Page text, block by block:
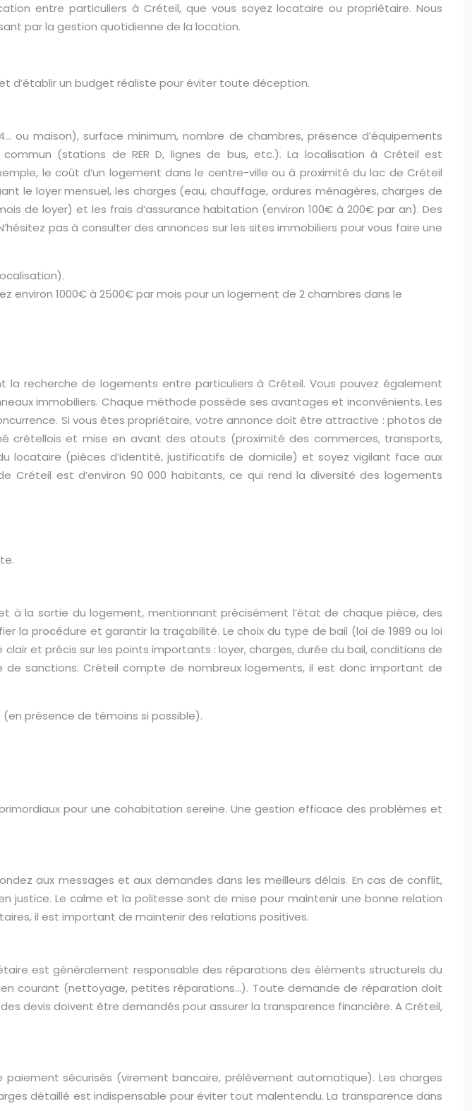
entre particuliers à Créteil, que vous soyez locataire ou propriétaire. Nous
par la gestion quotidienne de la location.
d’établir un budget réaliste pour éviter toute déception.
ou maison), surface minimum, nombre de chambres, présence d’équipements
(stations de RER D, lignes de bus, etc.). La localisation à Créteil est
le coût d’un logement dans le centre-ville ou à proximité du lac de Créteil
le loyer mensuel, les charges (eau, chauffage, ordures ménagères, charges de
de loyer) et les frais d’assurance habitation (environ 100€ à 200€ par an). Des
pas à consulter des annonces sur les sites immobiliers pour vous faire une
1000€ à 2500€ par mois pour un logement de 2 chambres dans le
la recherche de logements entre particuliers à Créteil. Vous pouvez également
immobiliers. Chaque méthode possède ses avantages et inconvénients. Les
Si vous êtes propriétaire, votre annonce doit être attractive : photos de
crétellois et mise en avant des atouts (proximité des commerces, transports,
locataire (pièces d’identité, justificatifs de domicile) et soyez vigilant face aux
est d’environ 90 000 habitants, ce qui rend la diversité des logements
à la sortie du logement, mentionnant précisément l’état de chaque pièce, des
la procédure et garantir la traçabilité. Le choix du type de bail (loi de 1989 ou loi
et précis sur les points importants : loyer, charges, durée du bail, conditions de
sanctions. Créteil compte de nombreux logements, il est donc important de
présence de témoins si possible).
pour une cohabitation sereine. Une gestion efficace des problèmes et
aux messages et aux demandes dans les meilleurs délais. En cas de conflit,
justice. Le calme et la politesse sont de mise pour maintenir une bonne relation
il est important de maintenir des relations positives.
est généralement responsable des réparations des éléments structurels du
courant (nettoyage, petites réparations…). Toute demande de réparation doit
devis doivent être demandés pour assurer la transparence financière. A Créteil,
sécurisés (virement bancaire, prélèvement automatique). Les charges
détaillé est indispensable pour éviter tout malentendu. La transparence dans